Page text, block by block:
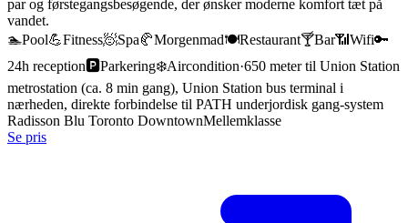
par og førstegangsbesøgende, der ønsker moderne komfort tæt på
vandet.
🏊Pool💪Fitness🧖Spa🥐Morgenmad🍽️Restaurant🍸Bar📶 Wifi🔑
24h reception🅿️Parkering❄️Aircondition·650 meter til Union Station
metrostation (ca. 8 min gang), Union Station bus terminal i
nærheden, direkte forbindelse til PATH underjordisk gang-system
Radisson Blu Toronto DowntownMellemklasse
Se pris